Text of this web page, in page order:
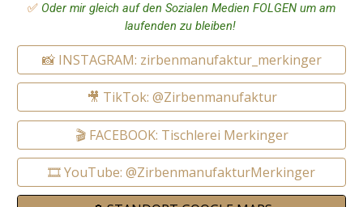
✅ Oder mir gleich auf den Sozialen Medien FOLGEN um am
laufenden zu bleiben!
📸 INSTAGRAM: zirbenmanufaktur_merkinger
🎥 TikTok: @Zirbenmanufaktur
🎬 FACEBOOK: Tischlerei Merkinger
🎞️ YouTube: @ZirbenmanufakturMerkinger